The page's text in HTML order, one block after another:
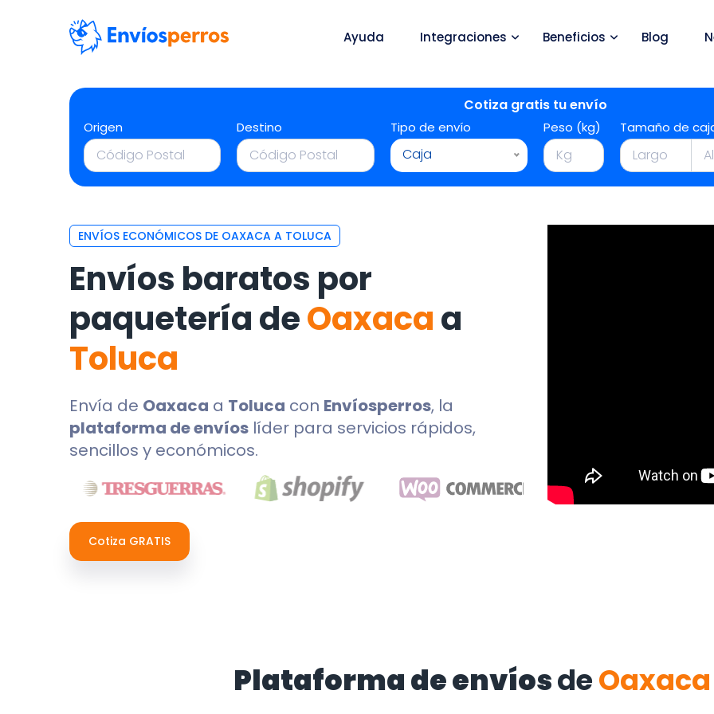
Ayuda Integraciones Beneficios Blog
Cotiza gratis tu envío
Origen Destino Tipo de envío
Caja
Peso (kg) Tamaño de
ENVÍOS ECONÓMICOS DE OAXACA A TOLUCA
Envíos baratos por
paquetería deOaxacaa
Toluca
Envía de Oaxaca a Toluca con Envíosperros, la
plataforma de envíos líder para servicios rápidos,
sencillos y económicos.
Cotiza GRATIS
Plataforma de envíosdeOaxaca